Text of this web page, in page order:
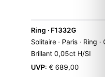
Ring · F1332G
Solitaire · Paris · Ring
Brillant 0,05ct H/SI
UVP: € 689,00